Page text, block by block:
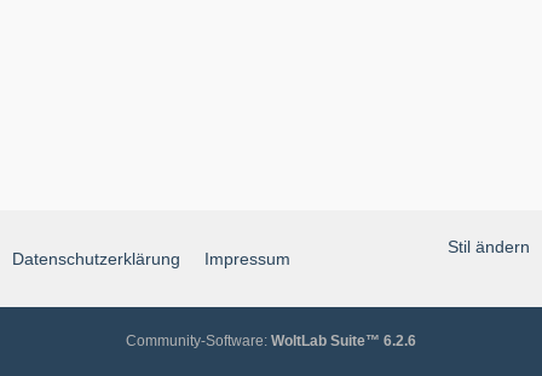
Stil ändern
Datenschutzerklärung Impressum
Community-Software: WoltLab Suite™ 6.2.6